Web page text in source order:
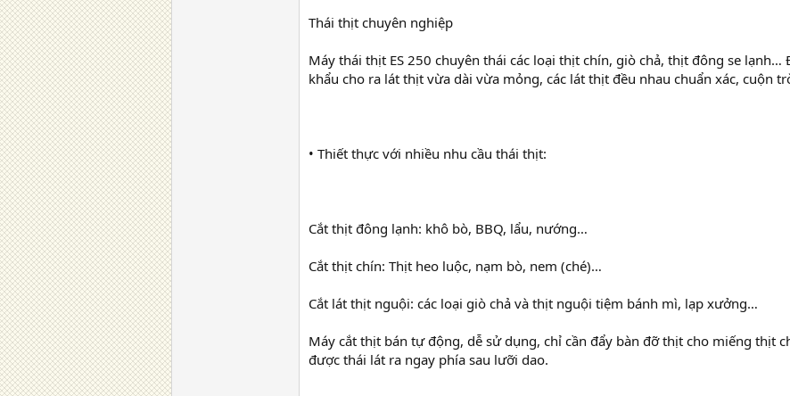
Thái thịt chuyên nghiệp
Máy thái thịt ES 250 chuyên thái các loại thịt chín, giò chả, thịt đông se
khẩu cho ra lát thịt vừa dài vừa mỏng, các lát thịt đều nhau chuẩn xác, cuộn
• Thiết thực với nhiều nhu cầu thái thịt:
Cắt thịt đông lạnh: khô bò, BBQ, lẩu, nướng…
Cắt thịt chín: Thịt heo luộc, nạm bò, nem (ché)…
Cắt lát thịt nguội: các loại giò chả và thịt nguội tiệm bánh mì, lạp xưởng…
Máy cắt thịt bán tự động, dễ sử dụng, chỉ cần đẩy bàn đỡ thịt cho miếng thịt
được thái lát ra ngay phía sau lưỡi dao.